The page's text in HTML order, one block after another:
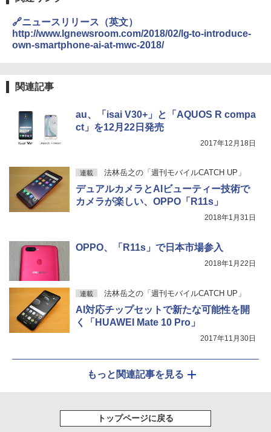
🔗ニュースリリース（英文）
http://www.lgnewsroom.com/2018/02/lg-to-introduce-
own-smartphone-ai-at-mwc-2018/
関連記事
au、「isai V30+」と「AQUOS R compa
ct」を12月22日発売
2017年12月18日
連載 法林岳之の「週刊モバイルCATCH UP」
デュアルカメラとAIビューティー技術で
カメラが楽しい、OPPO「R11s」
2018年1月31日
OPPO、「R11s」で日本市場参入
2018年1月22日
連載 法林岳之の「週刊モバイルCATCH UP」
AI対応チップセットで新たな可能性を開
く「HUAWEI Mate 10 Pro」
2017年11月30日
もっと関連記事を見る
トップページに戻る